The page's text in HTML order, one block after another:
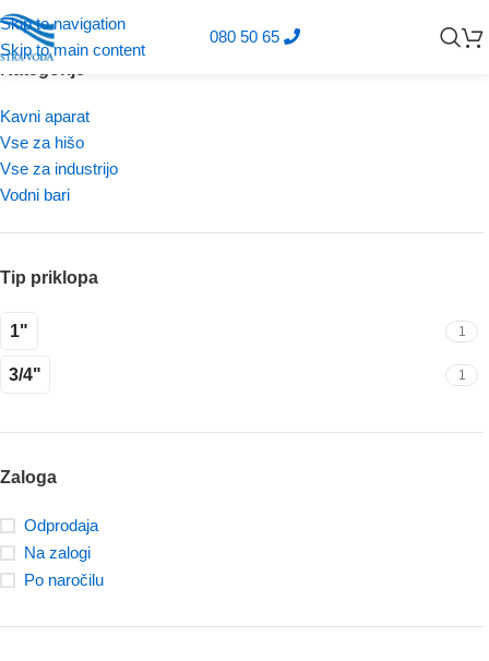
Skip to navigation
Skip to main content
080 50 65
Kavni aparat
Vse za hišo
Vse za industrijo
Vodni bari
Tip priklopa
1" 1
3/4" 1
Zaloga
Odprodaja
Na zalogi
Po naročilu